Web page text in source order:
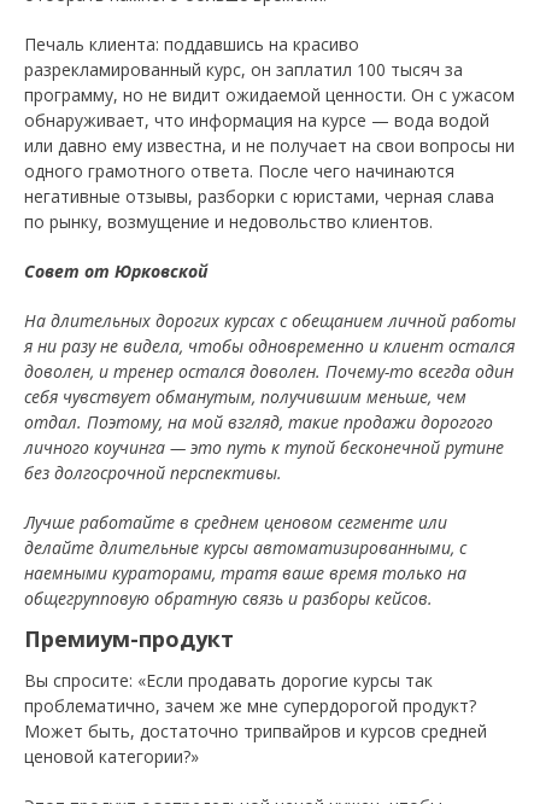
Печаль клиента: поддавшись на красиво
разрекламированный курс, он заплатил 100 тысяч за
программу, но не видит ожидаемой ценности. Он с ужасом
обнаруживает, что информация на курсе — вода водой
или давно ему известна, и не получает на свои вопросы ни
одного грамотного ответа. После чего начинаются
негативные отзывы, разборки с юристами, черная слава
по рынку, возмущение и недовольство клиентов.
Совет от Юрковской
На длительных дорогих курсах с обещанием личной работы
я ни разу не видела, чтобы одновременно и клиент остался
доволен, и тренер остался доволен. Почему-то всегда один
себя чувствует обманутым, получившим меньше, чем
отдал. Поэтому, на мой взгляд, такие продажи дорогого
личного коучинга — это путь к тупой бесконечной рутине
без долгосрочной перспективы.
Лучше работайте в среднем ценовом сегменте или
делайте длительные курсы автоматизированными, с
наемными кураторами, тратя ваше время только на
общегрупповую обратную связь и разборы кейсов.
Премиум-продукт
Вы спросите: «Если продавать дорогие курсы так
проблематично, зачем же мне супердорогой продукт?
Может быть, достаточно трипвайров и курсов средней
ценовой категории?»